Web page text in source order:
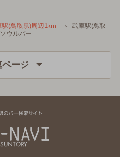
駅(鳥取県)周辺1km
武庫駅(鳥取
ウルバー
ページ